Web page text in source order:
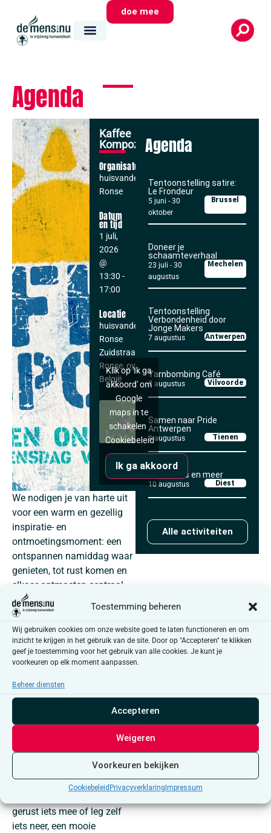
Toestemming beheren
Wij gebruiken cookies om onze website goed te laten functioneren en om
inzicht te krijgen in het gebruik van de site. Door op "Accepteren" te klikken
geef je toestemming voor het gebruik van alle cookies. Je kunt je
voorkeuren op elk moment aanpassen.
Beheer diensten
Accepteren
Weigeren
Voorkeuren bekijken
Cookiebeleid Privacyverklaring Impressum
doe mee
Agenda
Kaffee
Kompozee
Organisator
huisvandeMens
Ronse
Datum
en tijd
1 juli,
2026
@
13:30 -
17:00
Locatie
huisvandeMens
Ronse
Zuidstraat 13
Ronse, ovl
België
Klik op 'Ik ga
akkoord' om
Google
maps in te
schakelen
Cookiebeleid
Ik ga akkoord
We nodigen je van harte uit
voor een warm en gezellig
inspiratie- en
ontmoetingsmoment: een
ontspannen namiddag waar
genieten, tot rust komen en
elkaar ontmoeten centraal
staan.
heerlijke zelfgemaakte
lekkernijen, kom helemaal
tot jezelf met een
deugddoende massage of
geniet van zachte, sfeervolle
plezier? Sluit aan bij een
gezelschapsspel en ontmoet
op een spontane manier
nieuwe mensen. Ook onze
weggeeftafel is telkens
gerust iets mee of leg zelf
iets neer, een mooie
Agenda
Tentoonstelling satire:
Le Frondeur
5 juni - 30
oktober
Brussel
Doneer je
schaamteverhaal
23 juli - 30
augustus
Mechelen
Tentoonstelling
Verbondenheid door
Jonge Makers
7 augustus Antwerpen
Yarnbombing Café
7 augustus Vilvoorde
Samen naar Pride
Antwerpen
8 augustus Tienen
Koffieklets en meer
10 augustus Diest
Alle activiteiten